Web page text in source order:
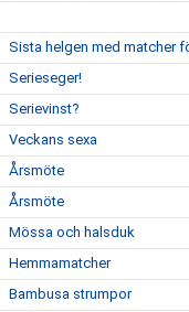
Sista helgen med matcher
Serieseger!
Serievinst?
Veckans sexa
Årsmöte
Årsmöte
Mössa och halsduk
Hemmamatcher
Bambusa strumpor